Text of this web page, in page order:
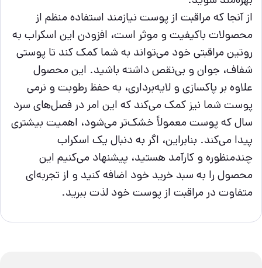
از آنجا که مراقبت از پوست نیازمند استفاده منظم از
محصولات باکیفیت و موثر است، افزودن این اسکراب به
روتین مراقبتی خود می‌تواند به شما کمک کند تا پوستی
شفاف، جوان و بی‌نقص داشته باشید. این محصول
علاوه بر پاکسازی و لایه‌برداری، به حفظ رطوبت و نرمی
پوست شما نیز کمک می‌کند که این امر در فصل‌های سرد
سال که پوست معمولاً خشک‌تر می‌شود، اهمیت بیشتری
پیدا می‌کند. بنابراین، اگر به دنبال یک اسکراب
چندمنظوره و کارآمد هستید، پیشنهاد می‌کنیم این
محصول را به سبد خرید خود اضافه کنید و از تجربه‌ای
متفاوت در مراقبت از پوست خود لذت ببرید.